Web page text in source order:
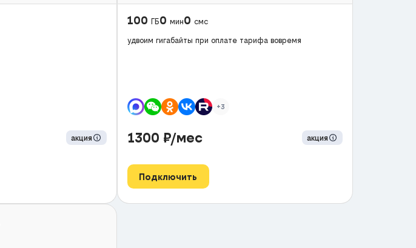
акция
100 ГБ0 мин0 смс
удвоим гигабайты при оплате тарифа вовремя
+3
1300 ₽/мес акция
Подключить